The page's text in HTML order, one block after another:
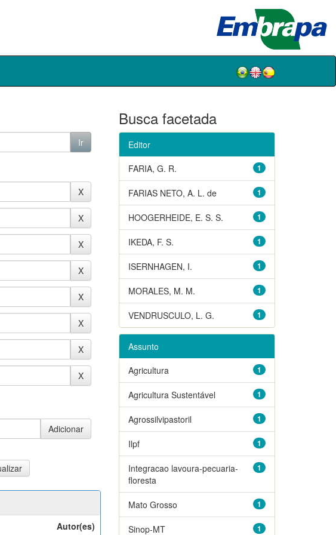
Autor(es)
Busca facetada
Editor
1
FARIA, G. R.
1
FARIAS NETO, A. L. de
1
HOOGERHEIDE, E. S. S.
1
IKEDA, F. S.
1
ISERNHAGEN, I.
1
MORALES, M. M.
1
VENDRUSCULO, L. G.
Assunto
1
Agricultura
1
Agricultura Sustentável
1
Agrossilvipastoril
1
Ilpf
1
Integracao lavoura-pecuaria-
floresta
1
Mato Grosso
1
Sinop-MT